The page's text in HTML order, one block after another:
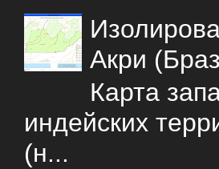
Акри
Карта
индейских
(н...